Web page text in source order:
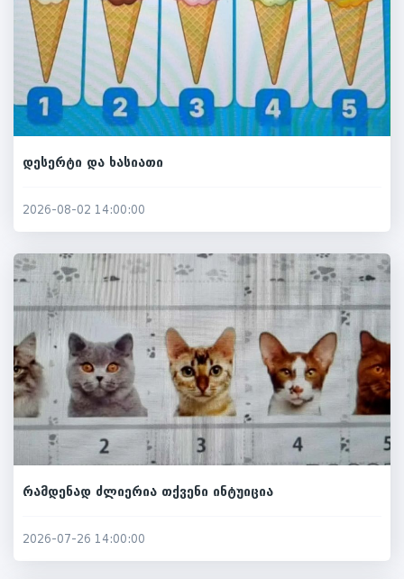
დესერტი და ხასიათი
2026-08-02 14:00:00
რამდენად ძლიერია თქვენი ინტუიცია
2026-07-26 14:00:00